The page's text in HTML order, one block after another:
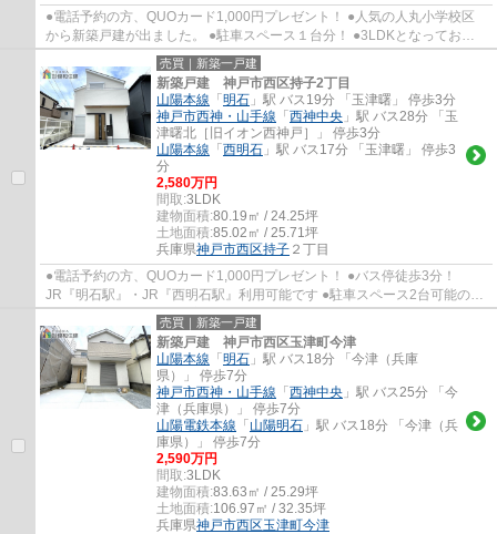
●電話予約の方、QUOカード1,000円プレゼント！ ●人気の人丸小学校区
から新築戸建が出ました。 ●駐車スペース１台分！ ●3LDKとなっており
ます！ ●人丸小学校・大蔵中学校
売買｜新築一戸建
新築戸建 神戸市西区持子2丁目
山陽本線 「明石 」駅 バス19分 「玉津曙」 停歩3分
神戸市西神・山手線 「西神中央 」駅 バス28分 「玉
津曙北［旧イオン西神戸］」 停歩3分
山陽本線 「西明石 」駅 バス17分 「玉津曙」 停歩3
分
2,580万円
間取:3LDK
建物面積:80.19㎡ / 24.25坪
土地面積:85.02㎡ / 25.71坪
兵庫県神戸市西区持子 ２丁目
●電話予約の方、QUOカード1,000円プレゼント！ ●バス停徒歩3分！
JR『明石駅』・JR『西明石駅』利用可能です ●駐車スペース2台可能の３
LDK新築戸建です ●全居室に収納有りますのでお部...
売買｜新築一戸建
新築戸建 神戸市西区玉津町今津
山陽本線 「明石 」駅 バス18分 「今津（兵庫
県）」 停歩7分
神戸市西神・山手線 「西神中央 」駅 バス25分 「今
津（兵庫県）」 停歩7分
山陽電鉄本線 「山陽明石 」駅 バス18分 「今津（兵
庫県）」 停歩7分
2,590万円
間取:3LDK
建物面積:83.63㎡ / 25.29坪
土地面積:106.97㎡ / 32.35坪
兵庫県神戸市西区玉津町今津